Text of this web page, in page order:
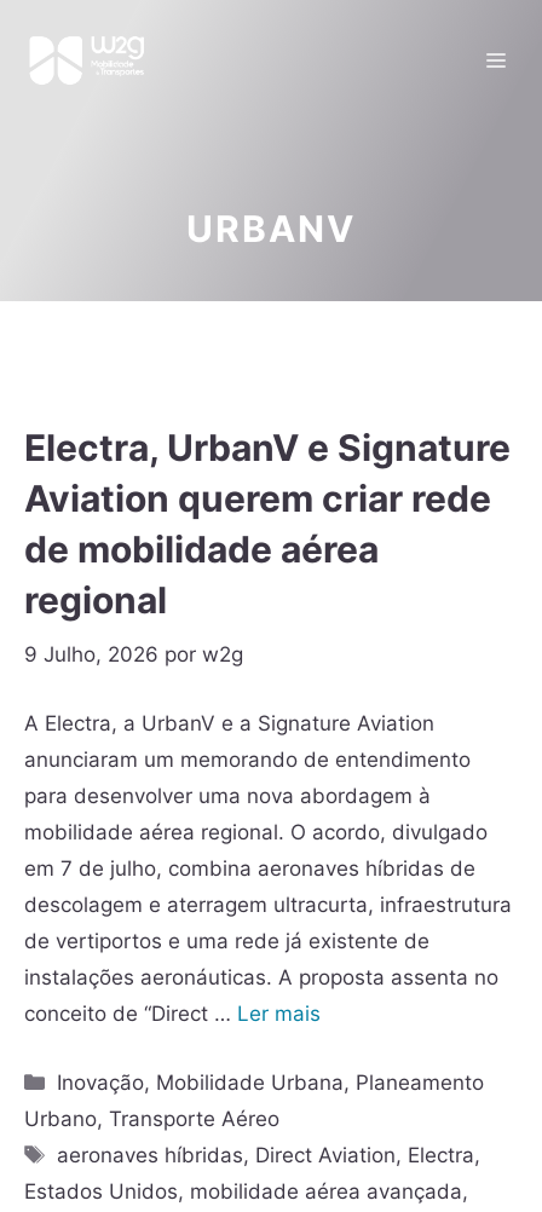
URBANV
Electra, UrbanV e Signature
Aviation querem criar rede
de mobilidade aérea
regional
9 Julho, 2026 por w2g
A Electra, a UrbanV e a Signature Aviation
anunciaram um memorando de entendimento
para desenvolver uma nova abordagem à
mobilidade aérea regional. O acordo, divulgado
em 7 de julho, combina aeronaves híbridas de
descolagem e aterragem ultracurta, infraestrutura
de vertiportos e uma rede já existente de
instalações aeronáuticas. A proposta assenta no
conceito de “Direct … Ler mais
Inovação, Mobilidade Urbana, Planeamento
Urbano, Transporte Aéreo
aeronaves híbridas, Direct Aviation, Electra,
Estados Unidos, mobilidade aérea avançada,